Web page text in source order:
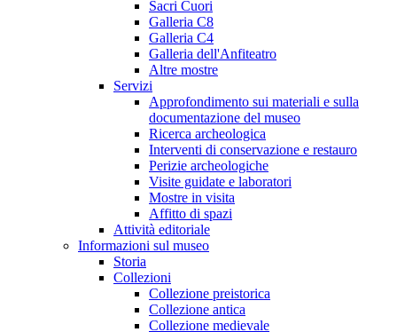
Sacri Cuori
Galleria C8
Galleria C4
Galleria dell'Anfiteatro
Altre mostre
Servizi
Approfondimento sui materiali e sulla
documentazione del museo
Ricerca archeologica
Interventi di conservazione e restauro
Perizie archeologiche
Visite guidate e laboratori
Mostre in visita
Affitto di spazi
Attività editoriale
Informazioni sul museo
Storia
Collezioni
Collezione preistorica
Collezione antica
Collezione medievale